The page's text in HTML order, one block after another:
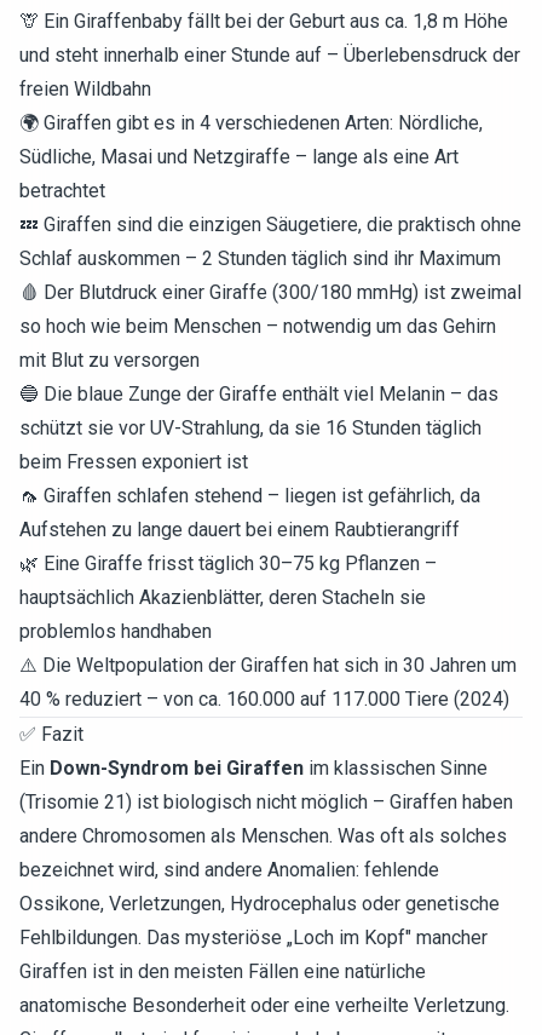
🦒 Ein Giraffenbaby fällt bei der Geburt aus ca. 1,8 m Höhe
und steht innerhalb einer Stunde auf – Überlebensdruck der
freien Wildbahn
🌍 Giraffen gibt es in 4 verschiedenen Arten: Nördliche,
Südliche, Masai und Netzgiraffe – lange als eine Art
betrachtet
💤 Giraffen sind die einzigen Säugetiere, die praktisch ohne
Schlaf auskommen – 2 Stunden täglich sind ihr Maximum
🩸 Der Blutdruck einer Giraffe (300/180 mmHg) ist zweimal
so hoch wie beim Menschen – notwendig um das Gehirn
mit Blut zu versorgen
🔵 Die blaue Zunge der Giraffe enthält viel Melanin – das
schützt sie vor UV-Strahlung, da sie 16 Stunden täglich
beim Fressen exponiert ist
🦟 Giraffen schlafen stehend – liegen ist gefährlich, da
Aufstehen zu lange dauert bei einem Raubtierangriff
🌿 Eine Giraffe frisst täglich 30–75 kg Pflanzen –
hauptsächlich Akazienblätter, deren Stacheln sie
problemlos handhaben
⚠️ Die Weltpopulation der Giraffen hat sich in 30 Jahren um
40 % reduziert – von ca. 160.000 auf 117.000 Tiere (2024)
✅ Fazit
Ein Down-Syndrom bei Giraffen im klassischen Sinne
(Trisomie 21) ist biologisch nicht möglich – Giraffen haben
andere Chromosomen als Menschen. Was oft als solches
bezeichnet wird, sind andere Anomalien: fehlende
Ossikone, Verletzungen, Hydrocephalus oder genetische
Fehlbildungen. Das mysteriöse „Loch im Kopf" mancher
Giraffen ist in den meisten Fällen eine natürliche
anatomische Besonderheit oder eine verheilte Verletzung.